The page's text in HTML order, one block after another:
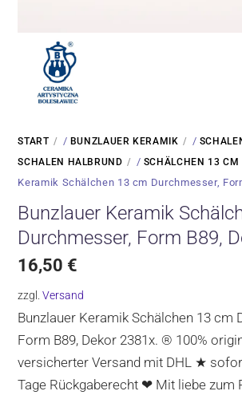
START / BUNZLAUER KERAMIK /
SCHALEN HALBRUND / SCHÄLCHEN 13 CM
Keramik Schälchen 13 cm Durchmesser,
Bunzlauer Keramik
Durchmesser, Form B89,
16,50 €
zzgl.Versand
Bunzlauer Keramik Schälchen 13 cm
Form B89, Dekor 2381x. ® 100%
versicherter Versand mit DHL ★
Tage Rückgaberecht ❤ Mit liebe zum